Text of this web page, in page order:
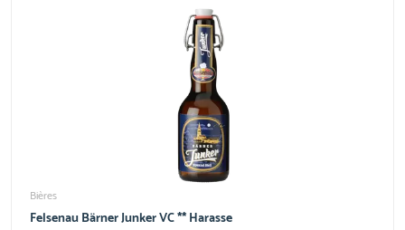
Bières
Felsenau Bärner Junker VC ** Harasse